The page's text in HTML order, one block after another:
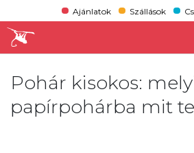
Ajánlatok Szállások
Pohár kisokos:
papírpohárba mit